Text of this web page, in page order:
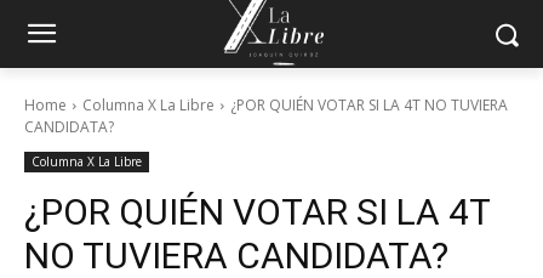
Home Columna X La Libre
¿POR QUIÉN VOTAR SI LA 4T NO TUVIERA
CANDIDATA?
Columna X La Libre
¿POR QUIÉN VOTAR SI LA 4T
NO TUVIERA CANDIDATA?